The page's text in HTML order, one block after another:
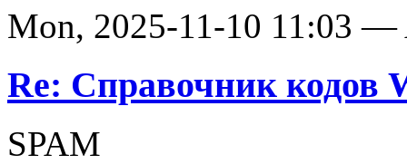
Mon, 2025-11-10 11:03 —
Re: Справочник кодов
SPAM